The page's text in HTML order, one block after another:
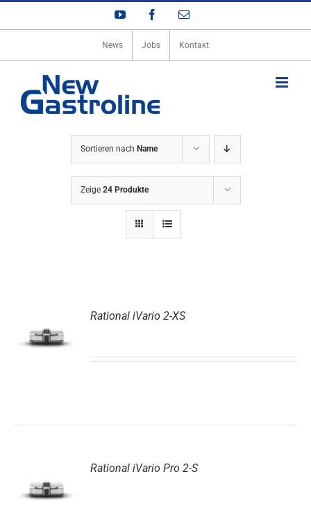
Zum
YouTube Facebook
E-
News Jobs Kontakt
Sortieren nach Name
Zeige 24 Produkte
DETAILS
Rational iVario 2-XS
DETAILS
Rational iVario Pro 2-S